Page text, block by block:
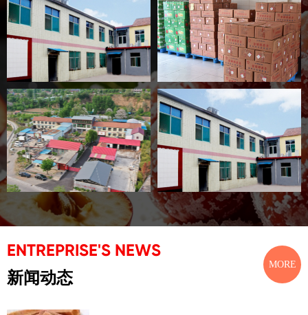
ENTREPRISE'S NEWS
新闻动态
MORE